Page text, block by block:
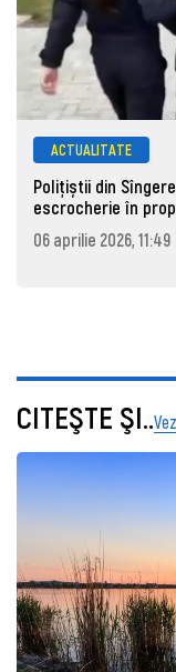
ACTUALITATE
Polițiștii din
escrocherie în
06 aprilie 2026, 11:49
CITEŞTE ŞI..